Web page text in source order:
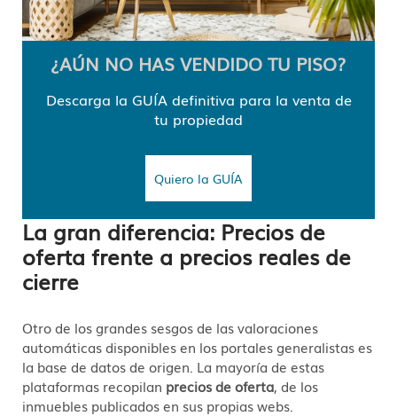
¿AÚN NO HAS VENDIDO TU PISO?
Descarga la GUÍA definitiva para la venta de
tu propiedad
Quiero la GUÍA
La gran diferencia: Precios de
oferta frente a precios reales de
cierre
Otro de los grandes sesgos de las valoraciones
automáticas disponibles en los portales generalistas es
la base de datos de origen. La mayoría de estas
plataformas recopilan precios de oferta, de los
inmuebles publicados en sus propias webs.